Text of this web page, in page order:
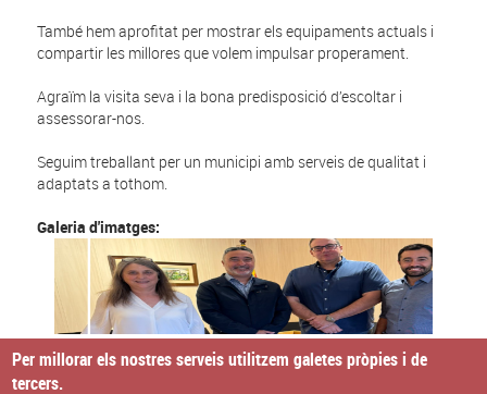
També hem aprofitat per mostrar els equipaments actuals i
compartir les millores que volem impulsar properament.
Agraïm la visita seva i la bona predisposició d’escoltar i
assessorar-nos.
Seguim treballant per un municipi amb serveis de qualitat i
adaptats a tothom.
Galeria d'imatges:
Per millorar els nostres serveis utilitzem galetes pròpies i de
tercers.